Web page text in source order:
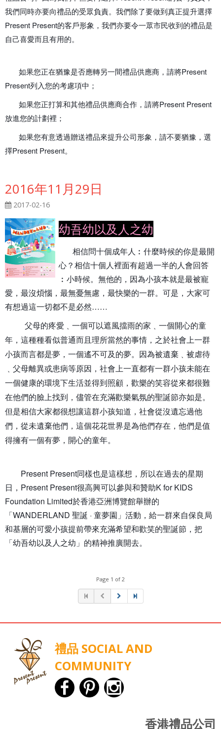
我們同時亦要向禮品的受眾負責。我們除了要做到真正提升選擇
Present Present的客戶形象，我們亦要令一眾市民收到的禮品是
自己喜愛而且有用的。
如果您正在猶豫是否應轉另一間禮品供應商，請將Present
Present列入您的考慮項中；
如果您正打算和其他禮品供應商合作，請將Present Present
放進您的計劃裡；
如果您有意透過贈送禮品來提升公司形象，請不要猶豫，選
擇Present Present。
2016年11月29日
2017-02-16
幼吾幼以及人之幼
相信問十個成年人︰什麼時候的你是最開
心？相信十個人裡面有超過一半的人會回答
︰小時候。無他的，因為小孩本就是最被寵
愛，最沒煩惱，最無憂無慮，最快樂的一群。可是，大家可
有想過這一切都不是必然……
父母的疼愛﹑一個可以遮風擋雨的家﹑一個開心的童
年，這種種看似普通而且理所當然的事情，之於社會上一群
小孩而言都是夢，一個遙不可及的夢。因為被遺棄﹑被虐待
﹑父母離異或患病等原因，社會上一直都有一群小孩未能在
一個健康的環境下生活並得到照顧，歡樂的笑容從來都很難
在他們的臉上找到，儘管在充滿歡樂氣氛的聖誕節亦如是。
但是相信大家都很想讓這群小孩知道，社會從沒遺忘過他
們，從未遺棄他們，這個花花世界是為他們存在，他們是值
得擁有一個有夢，開心的童年。
Present Present同樣也是這樣想，所以在過去的星期
日，Present Present很高興可以參與和贊助K for KIDS
Foundation Limited於香港亞洲博覽館舉辦的
「WANDERLAND 聖誕 · 童夢園」活動，給一群來自保良局
和基層的可愛小孩提前帶來充滿希望和歡笑的聖誕節，把
「幼吾幼以及人之幼」的精神推廣開去。
Page 1 of 2
禮品 SOCIAL AND
COMMUNITY
香港禮品公司